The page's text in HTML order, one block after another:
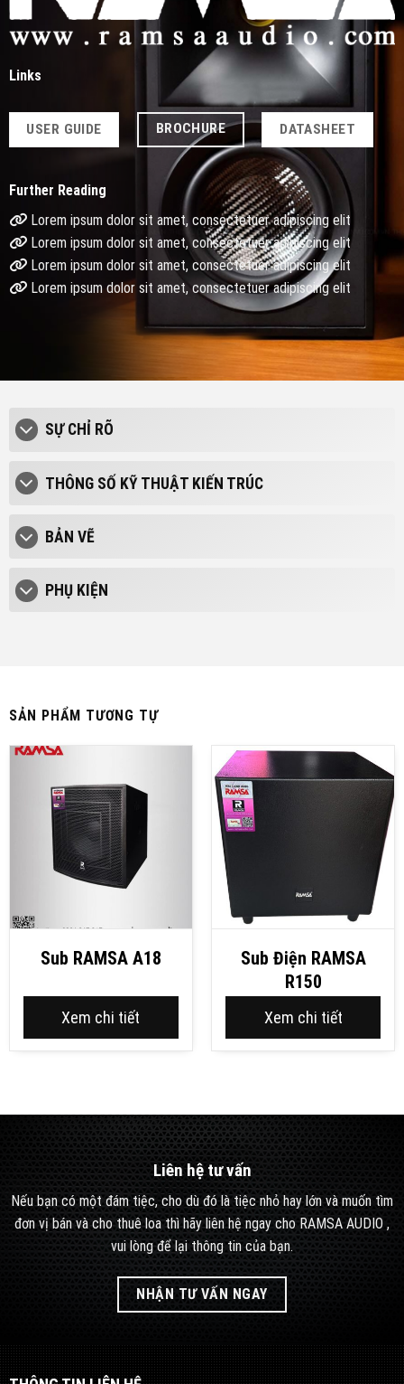
Links
USER GUIDE BROCHURE DATASHEET
Further Reading
Lorem ipsum dolor sit amet, consectetuer adipiscing elit
Lorem ipsum dolor sit amet, consectetuer adipiscing elit
Lorem ipsum dolor sit amet, consectetuer adipiscing elit
Lorem ipsum dolor sit amet, consectetuer adipiscing elit
SỰ CHỈ RÕ
THÔNG SỐ KỸ THUẬT KIẾN TRÚC
BẢN VẼ
PHỤ KIỆN
SẢN PHẨM TƯƠNG TỰ
Sub RAMSA A18
Xem chi tiết
Sub Điện RAMSA
R150
Xem chi tiết
Liên hệ tư vấn
Nếu bạn có một đám tiệc, cho dù đó là tiệc nhỏ hay lớn và muốn tìm
đơn vị bán và cho thuê loa thì hãy liên hệ ngay cho RAMSA AUDIO ,
vui lòng để lại thông tin của bạn.
NHẬN TƯ VẤN NGAY